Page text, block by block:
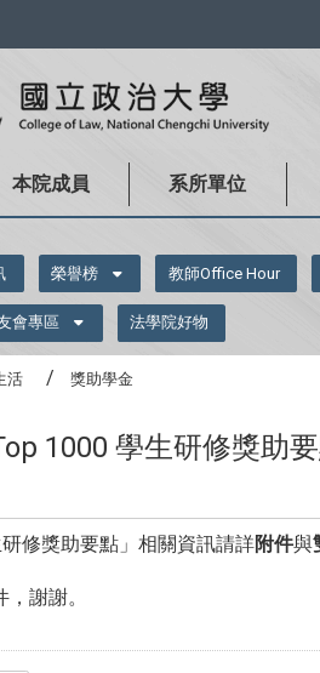
本院成員 系所單位
榮譽榜 教師Office Hour
會專區 法學院好物
活 獎助學金
1000 學生研修獎助
研修獎助要點」相關資訊請詳附件與
謝謝。